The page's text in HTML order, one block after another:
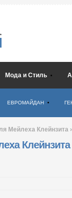
Мода и Стиль
ЕВРОМАЙДАН
Мейлеха Клейнзита ›
Клейнзита